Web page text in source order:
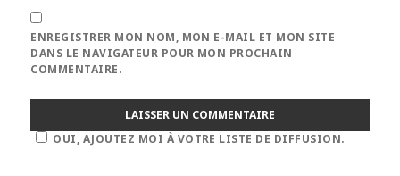
ENREGISTRER MON NOM, MON E-MAIL ET MON SITE
DANS LE NAVIGATEUR POUR MON PROCHAIN
COMMENTAIRE.
OUI, AJOUTEZ MOI À VOTRE LISTE DE DIFFUSION.